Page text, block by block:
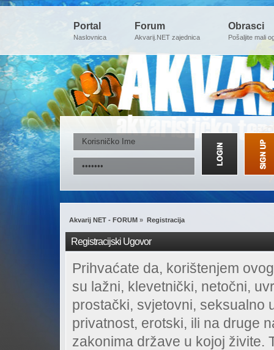
Portal
Naslovnica
Forum
Akvarij.NET zajednica
Obrasci
Pošaljite mali
Akvarij NET - FORUM » Registracija
Registracijski Ugovor
Prihvaćate da, korištenjem
su lažni, klevetnički, netočni,
prostački, svjetovni, seksualno
privatnost, erotski, ili na druge
zakonima države u kojoj živite.